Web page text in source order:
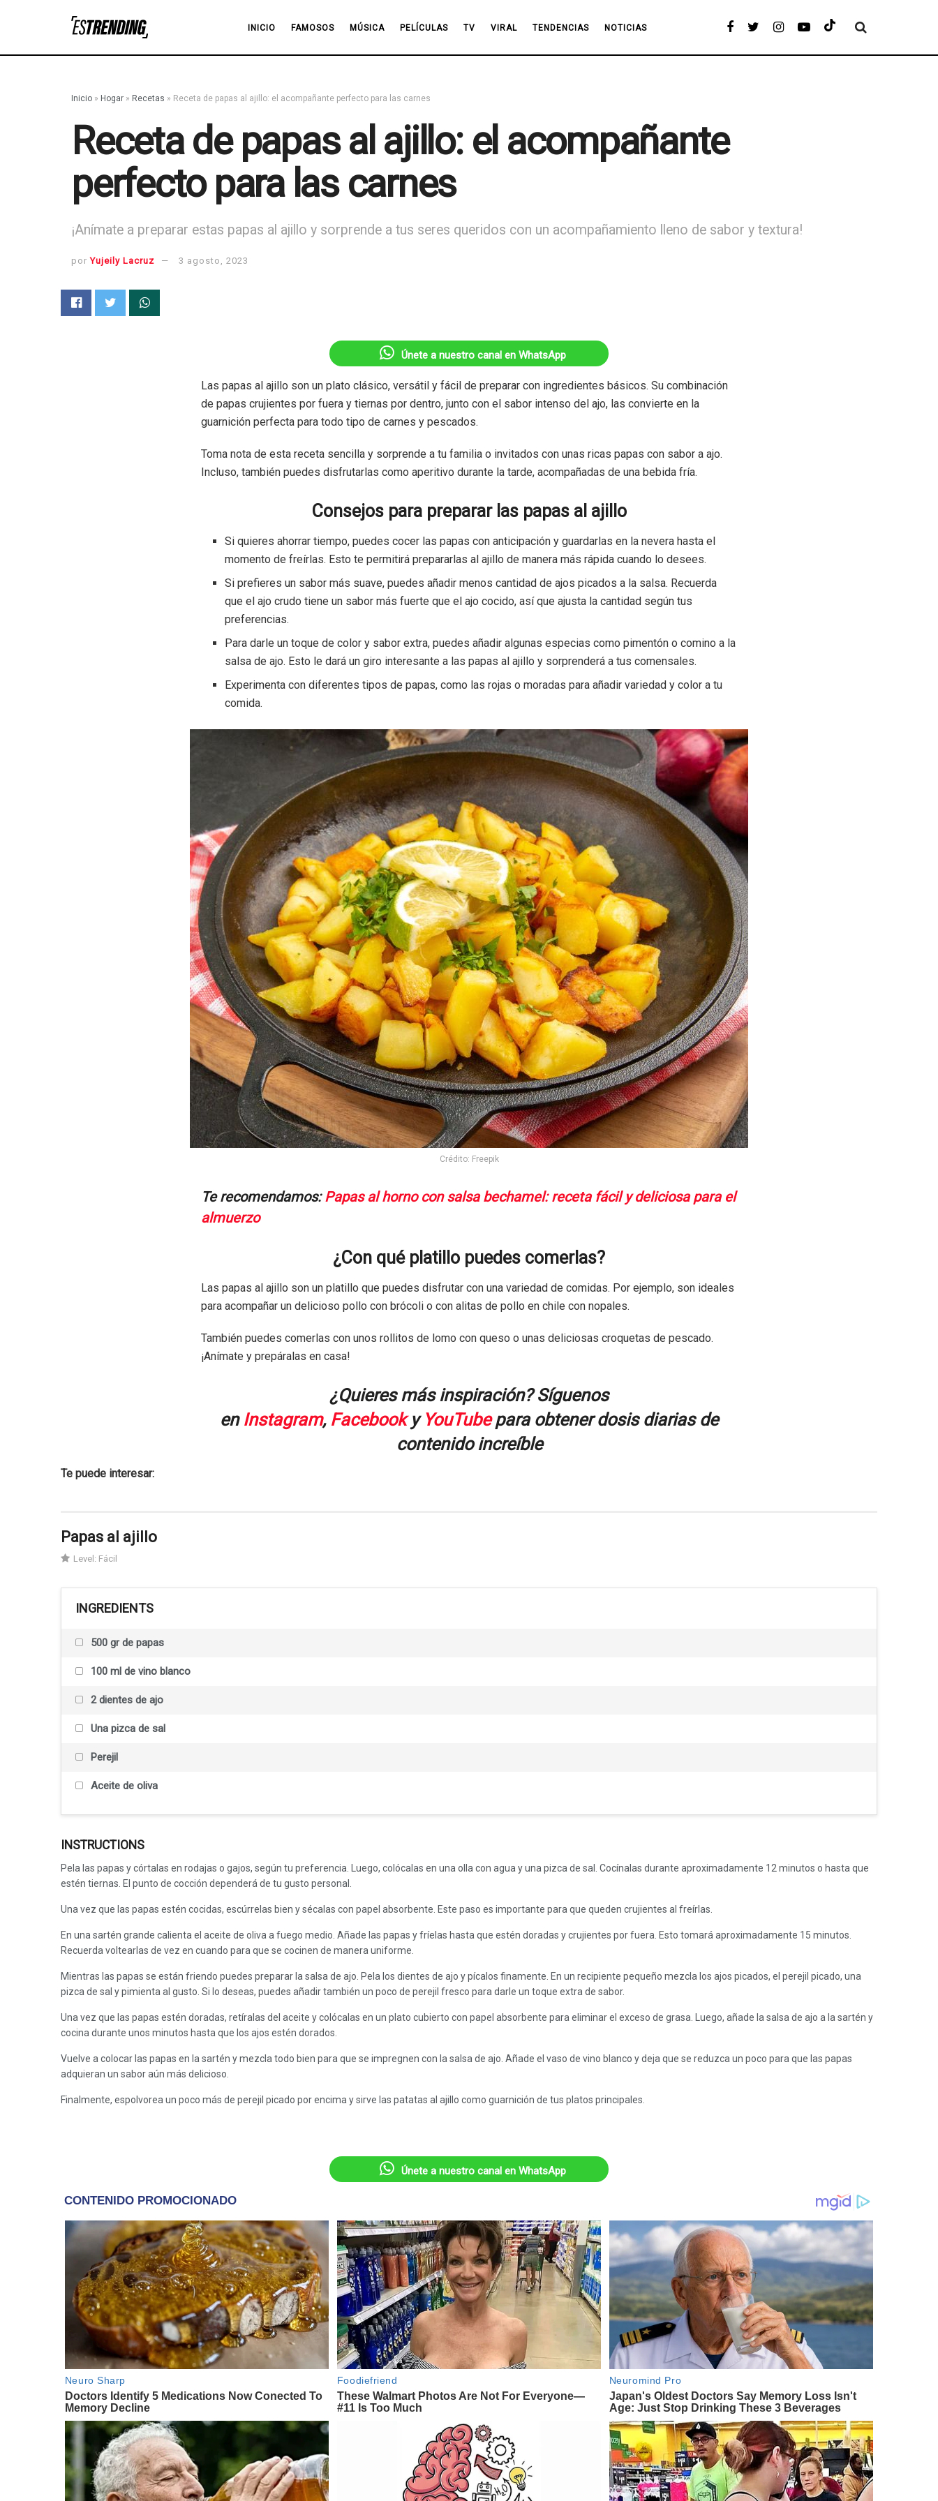
INICIO FAMOSOS MÚSICA PELÍCULAS TV VIRAL TENDENCIAS NOTICIAS
Inicio » Hogar » Recetas » Receta de papas al ajillo: el acompañante perfecto para las carnes
Receta de papas al ajillo: el acompañante
perfecto para las carnes
¡Anímate a preparar estas papas al ajillo y sorprende a tus seres queridos con un acompañamiento lleno de sabor y textura!
por Yujeily Lacruz 3 agosto, 2023
Únete a nuestro canal en WhatsApp
Las papas al ajillo son un plato clásico, versátil y fácil de preparar con ingredientes básicos. Su combinación
de papas crujientes por fuera y tiernas por dentro, junto con el sabor intenso del ajo, las convierte en la
guarnición perfecta para todo tipo de carnes y pescados.
Toma nota de esta receta sencilla y sorprende a tu familia o invitados con unas ricas papas con sabor a ajo.
Incluso, también puedes disfrutarlas como aperitivo durante la tarde, acompañadas de una bebida fría.
Consejos para preparar las papas al ajillo
Si quieres ahorrar tiempo, puedes cocer las papas con anticipación y guardarlas en la nevera hasta el
momento de freírlas. Esto te permitirá prepararlas al ajillo de manera más rápida cuando lo desees.
Si prefieres un sabor más suave, puedes añadir menos cantidad de ajos picados a la salsa. Recuerda
que el ajo crudo tiene un sabor más fuerte que el ajo cocido, así que ajusta la cantidad según tus
preferencias.
Para darle un toque de color y sabor extra, puedes añadir algunas especias como pimentón o comino a la
salsa de ajo. Esto le dará un giro interesante a las papas al ajillo y sorprenderá a tus comensales.
Experimenta con diferentes tipos de papas, como las rojas o moradas para añadir variedad y color a tu
comida.
Crédito: Freepik
Te recomendamos:Papas al horno con salsa bechamel: receta fácil y deliciosa para el
almuerzo
¿Con qué platillo puedes comerlas?
Las papas al ajillo son un platillo que puedes disfrutar con una variedad de comidas. Por ejemplo, son ideales
para acompañar un delicioso pollo con brócoli o con alitas de pollo en chile con nopales.
También puedes comerlas con unos rollitos de lomo con queso o unas deliciosas croquetas de pescado.
¡Anímate y prepáralas en casa!
¿Quieres más inspiración? Síguenos
en Instagram, Facebooky YouTubepara obtener dosis diarias de
contenido increíble
Te puede interesar:
Papas al ajillo
Level: Fácil
INGREDIENTS
500 gr de papas
100 ml de vino blanco
2 dientes de ajo
Una pizca de sal
Perejil
Aceite de oliva
INSTRUCTIONS
Pela las papas y córtalas en rodajas o gajos, según tu preferencia. Luego, colócalas en una olla con agua y una pizca de sal. Cocínalas durante aproximadamente 12 minutos o hasta que
estén tiernas. El punto de cocción dependerá de tu gusto personal.
Una vez que las papas estén cocidas, escúrrelas bien y sécalas con papel absorbente. Este paso es importante para que queden crujientes al freírlas.
En una sartén grande calienta el aceite de oliva a fuego medio. Añade las papas y fríelas hasta que estén doradas y crujientes por fuera. Esto tomará aproximadamente 15 minutos.
Recuerda voltearlas de vez en cuando para que se cocinen de manera uniforme.
Mientras las papas se están friendo puedes preparar la salsa de ajo. Pela los dientes de ajo y pícalos finamente. En un recipiente pequeño mezcla los ajos picados, el perejil picado, una
pizca de sal y pimienta al gusto. Si lo deseas, puedes añadir también un poco de perejil fresco para darle un toque extra de sabor.
Una vez que las papas estén doradas, retíralas del aceite y colócalas en un plato cubierto con papel absorbente para eliminar el exceso de grasa. Luego, añade la salsa de ajo a la sartén y
cocina durante unos minutos hasta que los ajos estén dorados.
Vuelve a colocar las papas en la sartén y mezcla todo bien para que se impregnen con la salsa de ajo. Añade el vaso de vino blanco y deja que se reduzca un poco para que las papas
adquieran un sabor aún más delicioso.
Finalmente, espolvorea un poco más de perejil picado por encima y sirve las patatas al ajillo como guarnición de tus platos principales.
Únete a nuestro canal en WhatsApp